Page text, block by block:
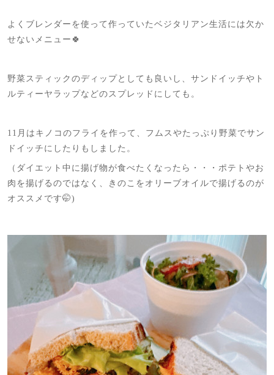
よくブレンダーを使って作っていたベジタリアン生活には欠か
せないメニュー🍀
野菜スティックのディップとしても良いし、サンドイッチやト
ルティーヤラップなどのスプレッドにしても。
11月はキノコのフライを作って、フムスやたっぷり野菜でサン
ドイッチにしたりもしました。
（ダイエット中に揚げ物が食べたくなったら・・・ポテトやお
肉を揚げるのではなく、きのこをオリーブオイルで揚げるのが
オススメです🤭)